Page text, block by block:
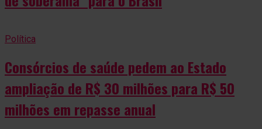
Política
Consórcios de saúde pedem ao Estado
ampliação de R$ 30 milhões para R$ 50
milhões em repasse anual